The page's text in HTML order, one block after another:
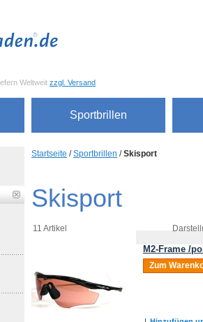
Weltweit zzgl. Versand
Sportbrillen
Startseite /Sportbrillen /Skisport
Skisport
11 Artikel
M2-Frame /
Zum